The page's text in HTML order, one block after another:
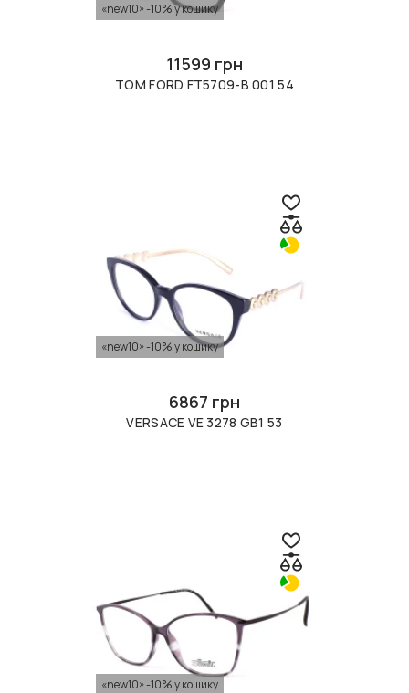
«new10» -10% у кошику
11599 грн
TOM FORD FT5709-B 001 54
«new10» -10% у кошику
6867 грн
VERSACE VE 3278 GB1 53
«new10» -10% у кошику